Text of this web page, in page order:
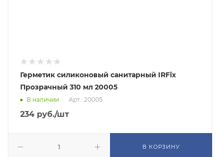
Герметик силиконовый санитарный IRFix
Прозрачный 310 мл 20005
В наличии Арт.: 20005
234 руб./шт
В КОРЗИНУ